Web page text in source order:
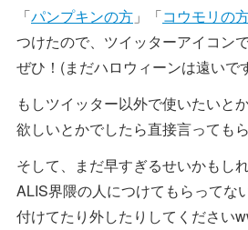
「パンプキンの方 」「コウモリの
つけたので、ツイッターアイコン
ぜひ！(まだハロウィーンは遠いで
もしツイッター以外で使いたいと
欲しいとかでしたら直接言っても
そして、まだ早すぎるせいかもし
ALIS界隈の人につけてもらってな
付けてたり外したりしてください